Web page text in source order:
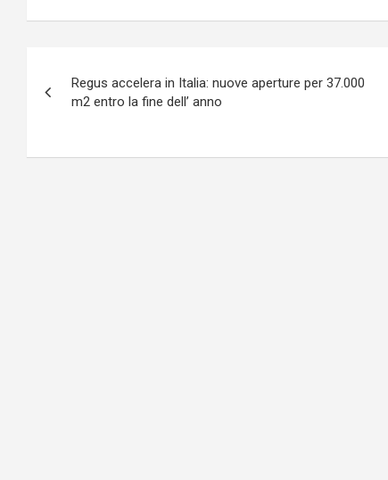
articoli
Regus accelera in Italia: nuove aperture per 37.000
m2 entro la fine dell’ anno